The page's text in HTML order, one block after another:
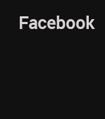
Facebook